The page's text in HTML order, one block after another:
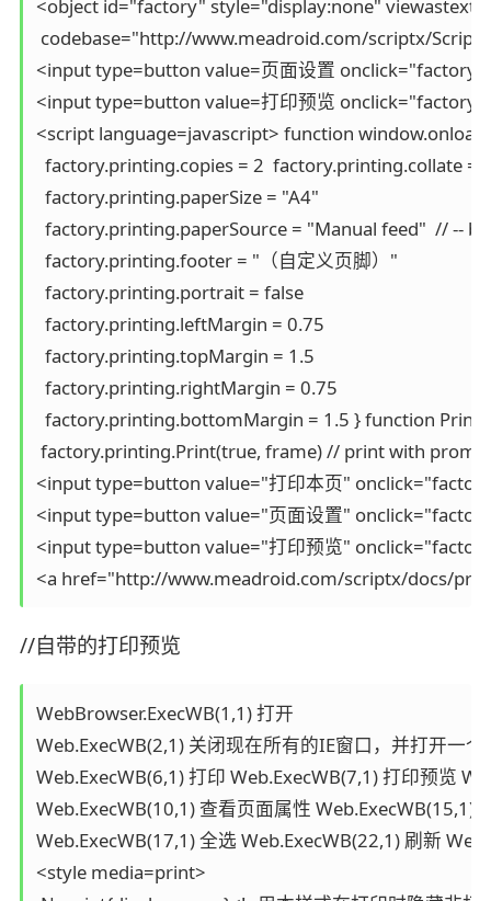
<object id="factory" style="display:none"
codebase="http://www.meadroid.com/scriptx/
<input type=button value=页面设置
<input type=button value=打印预览
<script language=javascript> function
factory.printing.copies = 2  factory.printing.collate =
  factory.printing.paperSize = "A4"
factory.printing.paperSource = "Manual feed"  //
  factory.printing.footer = "（自定义页脚）"
  factory.printing.portrait = false
  factory.printing.leftMargin = 0.75
  factory.printing.topMargin = 1.5
  factory.printing.rightMargin = 0.75
factory.printing.bottomMargin = 1.5 } function
factory.printing.Print(true, frame) // print with
<input type=button value="打印本页"
<input type=button value="页面设置"
<input type=button value="打印预览"
//自带的打印预览
WebBrowser.ExecWB(1,1) 打开
Web.ExecWB(2,1) 关闭现在所有的IE窗口，并打开一
Web.ExecWB(6,1) 打印 Web.ExecWB(7,1) 打印预览
Web.ExecWB(10,1) 查看页面属性 Web.ExecWB(15,1)
Web.ExecWB(17,1) 全选 Web.ExecWB(22,1) 刷新
<style media=print>